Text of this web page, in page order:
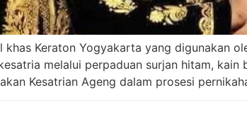
Keraton Yogyakarta yang digunakan
melalui perpaduan surjan hitam,
Kesatrian Ageng dalam prosesi